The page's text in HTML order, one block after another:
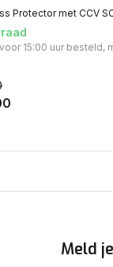
Protector met CCV
15:00 uur besteld,
Meld